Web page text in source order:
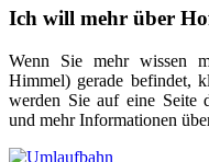
Ich will mehr über
Wenn Sie mehr wissen
Himmel) gerade befindet,
werden Sie auf eine Seite
und mehr Informationen